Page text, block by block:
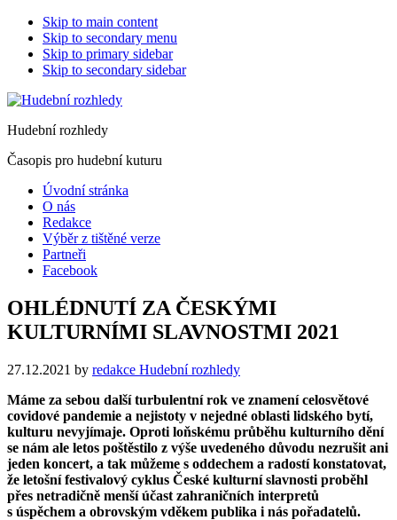
Skip to main content
Skip to secondary menu
Skip to primary sidebar
Skip to secondary sidebar
Hudební rozhledy
Časopis pro hudební kuturu
Úvodní stránka
O nás
Redakce
Výběr z tištěné verze
Partneři
Facebook
OHLÉDNUTÍ ZA ČESKÝMI
KULTURNÍMI SLAVNOSTMI 2021
27.12.2021 by redakce Hudební rozhledy
Máme za sebou další turbulentní rok ve znamení celosvětové
covidové pandemie a nejistoty v nejedné oblasti lidského bytí,
kulturu nevyjímaje. Oproti loňskému průběhu kulturního dění
se nám ale letos poštěstilo z výše uvedeného důvodu nezrušit ani
jeden koncert, a tak můžeme s oddechem a radostí konstatovat,
že letošní festivalový cyklus České kulturní slavnosti proběhl
přes netradičně menší účast zahraničních interpretů
s úspěchem a obrovským vděkem publika i nás pořadatelů.